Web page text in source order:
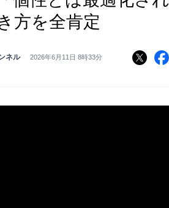
方を全肯定
ネル 2026年6月11日 8時33分